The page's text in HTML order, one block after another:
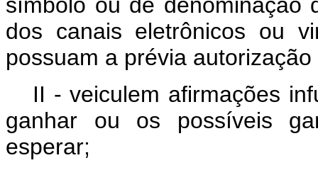
dos canais eletrônicos ou
possuam a prévia
II - veiculem afirmações
ganhar ou os possíveis
esperar;